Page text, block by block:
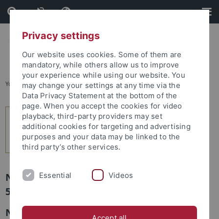
Skip
to
content
Skip
to
footer
You are here: Home ... 11
Newsletter Uni Tübingen aktuell Nr.
5/2012: Leute
Neu berufen: Professor Dr. Roland Roth
Privacy settings
Our website uses cookies. Some of them are
mandatory, while others allow us to improve
your experience while using our website. You
may change your settings at any time via the
Data Privacy Statement at the bottom of the
page. When you accept the cookies for video
playback, third-party providers may set
additional cookies for targeting and advertising
purposes and your data may be linked to the
third party’s other services.
Essential Videos